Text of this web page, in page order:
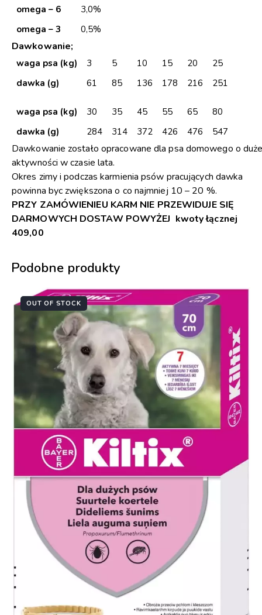
omega – 6
3,0%
omega – 3
0,5%
Dawkowanie;
waga psa (kg) 3 5 10 15 20
25
dawka (g)
61 85 136 178 216 251
waga psa (kg) 30 35 45 55 65
80
dawka (g)
284 314 372 426 476 547
Dawkowanie zostało opracowane dla psa domowego o
aktywności w czasie lata.
Okres zimy i podczas karmienia psów pracujących dawka
powinna byc zwiększona o co najmniej 10 – 20 %.
PRZY ZAMÓWIENIEU KARM NIE PRZEWIDUJE SIĘ
DARMOWYCH DOSTAW POWYŻEJ kwoty łącznej
409,00
Podobne produkty
OUT OF STOCK